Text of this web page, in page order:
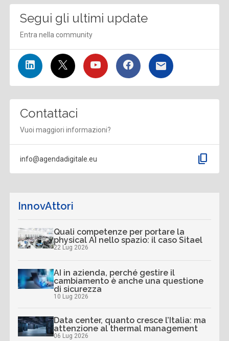
Segui gli ultimi update
Entra nella community
Contattaci
Vuoi maggiori informazioni?
info@agendadigitale.eu content_copy
InnovAttori
Quali competenze per portare la
physical AI nello spazio: il caso Sitael
22 Lug 2026
AI in azienda, perché gestire il
cambiamento è anche una questione
di sicurezza
10 Lug 2026
Data center, quanto cresce l’Italia: ma
attenzione al thermal management
06 Lug 2026